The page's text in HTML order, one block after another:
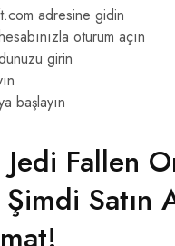
adresine gidin
oturum açın
girin
başlayın
Jedi Fallen
Satın